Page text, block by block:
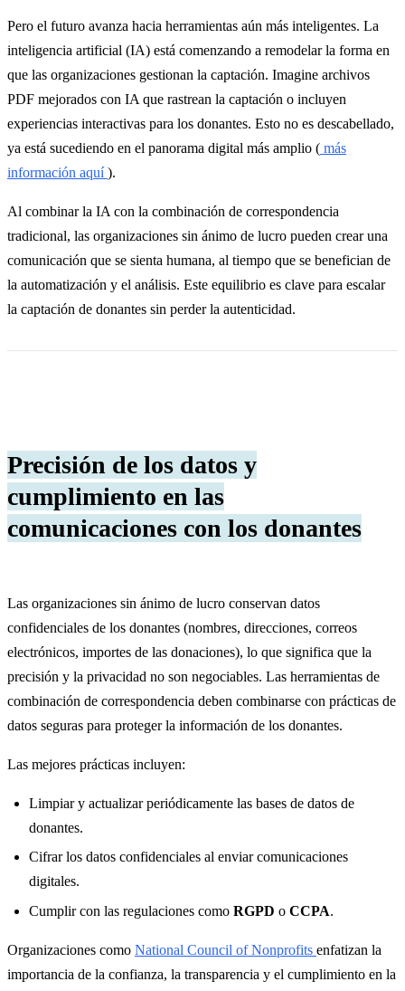
Pero el futuro avanza hacia herramientas aún más inteligentes. La
inteligencia artificial (IA) está comenzando a remodelar la forma en
que las organizaciones gestionan la captación. Imagine archivos
PDF mejorados con IA que rastrean la captación o incluyen
experiencias interactivas para los donantes. Esto no es descabellado,
ya está sucediendo en el panorama digital más amplio ( más
información aquí ).
Al combinar la IA con la combinación de correspondencia
tradicional, las organizaciones sin ánimo de lucro pueden crear una
comunicación que se sienta humana, al tiempo que se benefician de
la automatización y el análisis. Este equilibrio es clave para escalar
la captación de donantes sin perder la autenticidad.
Precisión de los datos y
cumplimiento en las
comunicaciones con los donantes
Las organizaciones sin ánimo de lucro conservan datos
confidenciales de los donantes (nombres, direcciones, correos
electrónicos, importes de las donaciones), lo que significa que la
precisión y la privacidad no son negociables. Las herramientas de
combinación de correspondencia deben combinarse con prácticas de
datos seguras para proteger la información de los donantes.
Las mejores prácticas incluyen:
Limpiar y actualizar periódicamente las bases de datos de
donantes.
Cifrar los datos confidenciales al enviar comunicaciones
digitales.
Cumplir con las regulaciones como RGPD o CCPA.
Organizaciones como National Council of Nonprofits enfatizan la
importancia de la confianza, la transparencia y el cumplimiento en la